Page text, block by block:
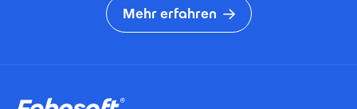
Mehr erfahren